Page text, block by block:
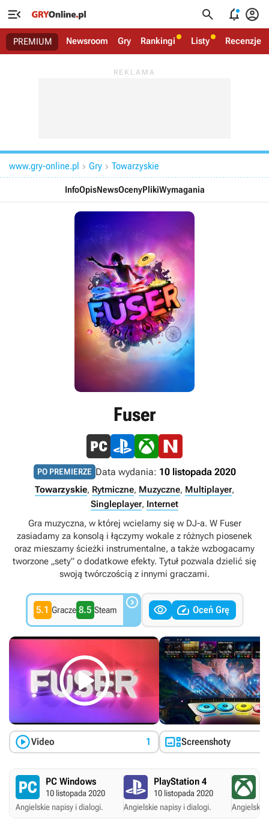
   
PREMIUM Newsroom Gry Rankingi Listy Recenzje
www.gry-online.pl  Gry  Towarzyskie
InfoOpisNewsOcenyPlikiWymagania
Fuser
PO PREMIERZE Data wydania: 10 listopada 2020
Towarzyskie, Rytmiczne, Muzyczne, Multiplayer,
Singleplayer, Internet
Gra muzyczna, w której wcielamy się w DJ-a. W Fuser
zasiadamy za konsolą i łączymy wokale z różnych piosenek
oraz mieszamy ścieżki instrumentalne, a także wzbogacamy
tworzone „sety” o dodatkowe efekty. Tytuł pozwala dzielić się
swoją twórczością z innymi graczami.
5.1 Gracze 8.5 Steam    Oceń Grę

Video 1 Screenshoty
PC Windows
10 listopada 2020
Angielskie napisy i dialogi.
PlayStation 4
10 listopada 2020
Angielskie napisy i dialogi.
Angielskie